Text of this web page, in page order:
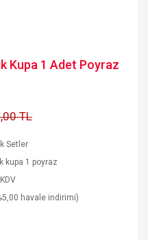
Kupa 1 Adet Poyraz
TL
Setler
kupa 1 poyraz
havale indirimi)